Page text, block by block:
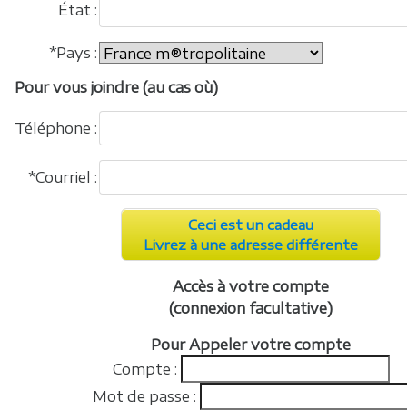
État :
*Pays :
Pour vous joindre (au cas où)
Téléphone :
*Courriel :
Ceci est un cadeau
Livrez à une adresse différente
Accès à votre compte
(connexion facultative)
Pour Appeler votre compte
Compte :
Mot de passe :